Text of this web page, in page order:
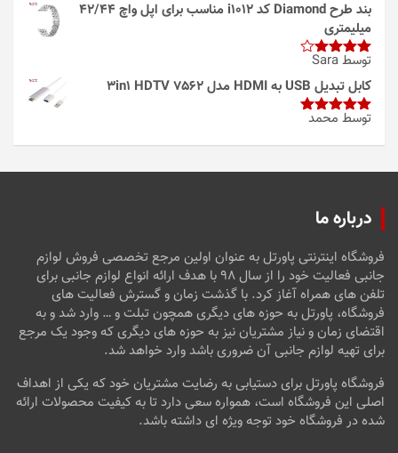
بند طرح Diamond کد i1012 مناسب برای اپل واچ 42/44
میلیمتری
امتیاز4
از 5
توسط Sara
کابل تبدیل USB به HDMI مدل 3in1 HDTV 7562
امتیاز5از
توسط محمد
درباره ما
فروشگاه اینترنتی پاورتل به عنوان اولین مرجع تخصصی فروش لوازم
جانبی فعالیت خود را از سال ۹۸ با هدف ارائه انواع لوازم جانبی برای
تلفن های همراه آغاز کرد. با گذشت زمان و گسترش فعالیت های
فروشگاه، پاورتل به حوزه های دیگری همچون تبلت و … وارد شد و به
اقتضای زمان و نیاز مشتریان نیز به حوزه های دیگری که وجود یک مرجع
برای تهیه لوازم جانبی آن ضروری باشد وارد خواهد شد.
فروشگاه پاورتل برای دستیابی به رضایت مشتریان خود که یکی از اهداف
اصلی این فروشگاه است، همواره سعی دارد تا به کیفیت محصولات ارائه
شده در فروشگاه خود توجه ویژه ای داشته باشد.